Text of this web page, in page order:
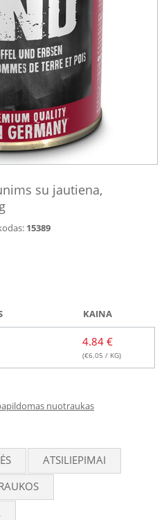
su jautiena,
15389
KAINA
4.84 €
(€6.05 / KG)
nuotraukas
ATSILIEPIMAI